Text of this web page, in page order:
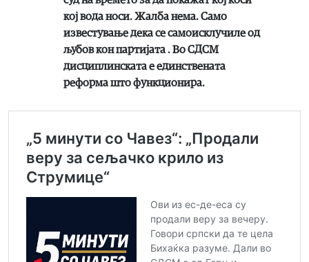
кој вода носи. Жалба нема. Само
известување дека се самоисклучиле од
љубов кон партијата . Во СДСМ
дисциплинската е единствената
реформа што функционира.